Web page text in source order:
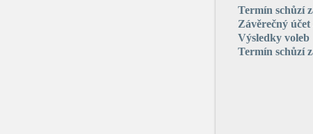
Termín schůzí
Závěrečný
Výsledky voleb
Termín schůzí